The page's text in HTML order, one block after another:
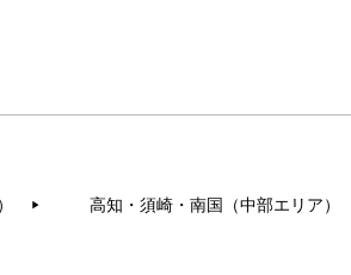
▶︎ 高知・須崎・南国（中部エリア）